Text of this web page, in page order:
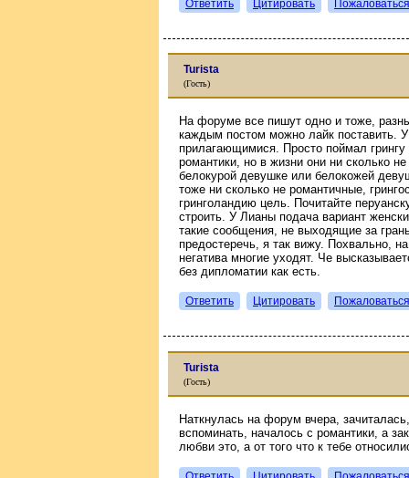
Ответить Цитировать Пожаловаться
Turista
(Гость)
На форуме все пишут одно и тоже,
каждым постом можно лайк поставить.
прилагающимися. Просто поймал
романтики, но в жизни они ни сколько
белокурой девушке или белокожей
тоже ни сколько не романтичные,
гринголандию цель. Почитайте
строить. У Лианы подача вариант
такие сообщения, не выходящие за
предостеречь, я так вижу. Похвально,
негатива многие уходят. Че
без дипломатии как есть.
Ответить Цитировать Пожаловаться
Turista
(Гость)
Наткнулась на форум вчера,
вспоминать, началось с романтики, а
любви это, а от того что к тебе